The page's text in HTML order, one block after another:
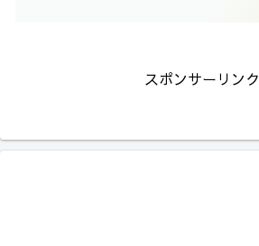
スポンサーリンク